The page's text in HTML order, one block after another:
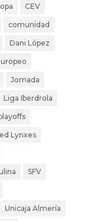
CEV
comunidad
Dani López
Jornada
Liga Iberdrola
Lynxes
SFV
Unicaja Almería